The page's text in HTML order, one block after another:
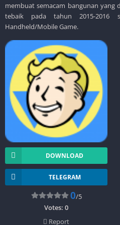
membuat semacam bangunan yang
tebaik pada tahun 2015-2016
Handheld/Mobile Game.
DOWNLOAD
TELEGRAM
0/5
Votes: 0
Report